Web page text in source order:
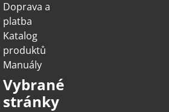
Doprava a
platba
Katalog
produktů
Manuály
Vybrané
stránky